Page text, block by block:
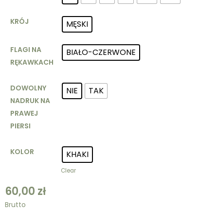
KRÓJ MĘSKI
FLAGI NA
RĘKAWKACH
BIAŁO-CZERWONE
DOWOLNY
NADRUK NA
PRAWEJ
PIERSI
NIE TAK
KOLOR KHAKI
Clear
60,00 zł
Brutto